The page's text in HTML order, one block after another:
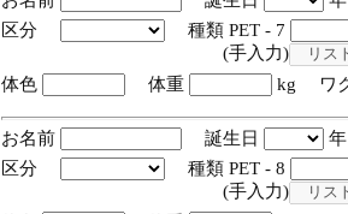
区分
種類 PET - 7
(手入力)
体色
体重 kg ワ
お名前 誕生日
区分
種類 PET - 8
(手入力)